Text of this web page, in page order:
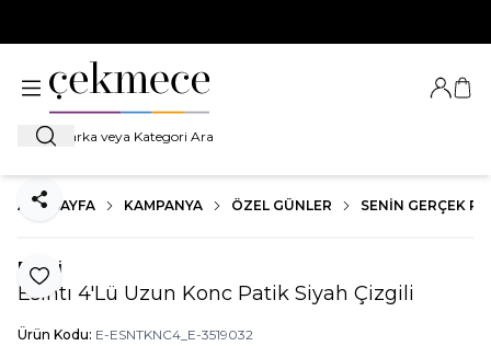
Ara
Giriş
ANA SAYFA KAMPANYA ÖZEL GÜNLER SENIN GERÇEK
Favoriye Ekle
Paylaş
Esinti
Esıntı 4'Lü Uzun Konc Patik Siyah Çizgili
Ürün Kodu: E-ESNTKNC4_E-3519032